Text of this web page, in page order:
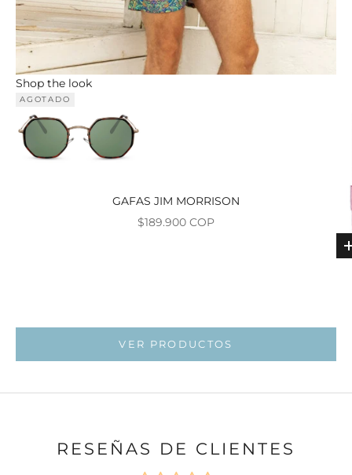
Shop the look
AGOTADO
GAFAS JIM MORRISON
Precio de oferta
$189.900 COP
VER PRODUCTOS
RESEÑAS DE CLIENTES